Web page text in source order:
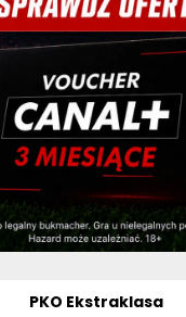
PKO Ekstraklasa